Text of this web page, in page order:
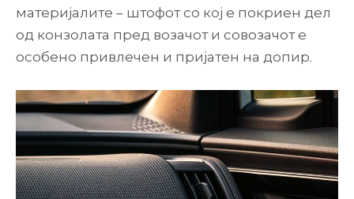
материјалите – штофот со кој е покриен дел
од конзолата пред возачот и совозачот е
особено привлечен и пријатен на допир.